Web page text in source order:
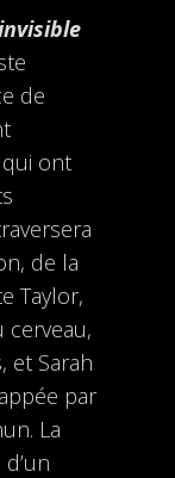
de
ont
de la
Taylor,
cerveau,
et Sarah
par
La